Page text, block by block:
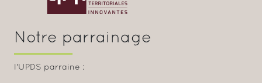
Notre parrainage
l'UPDS parraine :